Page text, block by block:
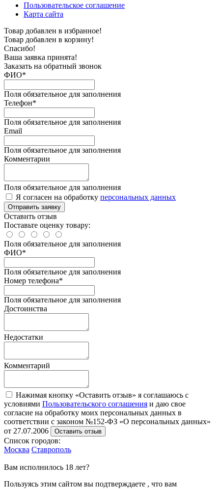
Пользовательское соглашение
Карта сайта
Товар добавлен в избранное!
Товар добавлен в корзину!
Спасибо!
Ваша заявка принята!
Заказать на обратный звонок
ФИО*
Поля обязательное для заполнения
Телефон*
Поля обязательное для заполнения
Email
Поля обязательное для заполнения
Комментарии
Поля обязательное для заполнения
Я согласен на обработку персональных данных
Отправить заявку
Оставить отзыв
Поставьте оценку товару:
Поля обязательное для заполнения
ФИО*
Поля обязательное для заполнения
Номер телефона*
Поля обязательное для заполнения
Достоинства
Недостатки
Комментарий
Нажимая кнопку «Оставить отзыв» я соглашаюсь с
условиями Пользовательского соглашения и даю свое
согласие на обработку моих персональных данных в
соответствии с законом №152-ФЗ «О персональных данных»
от 27.07.2006
Оставить отзыв
Список городов:
Москва Ставрополь
Вам исполнилось 18 лет?
Пользуясь этим сайтом вы подтверждаете , что вам